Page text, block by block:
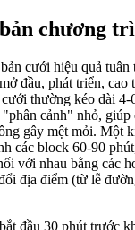
chương
cưới hiệu quả tuân
đầu, phát triển, cao
thường kéo dài 4-
cảnh" nhỏ,
gây mệt mỏi. Một
các block 60-90
với nhau bằng các
địa điểm (từ lễ
đầu 30 phút trước